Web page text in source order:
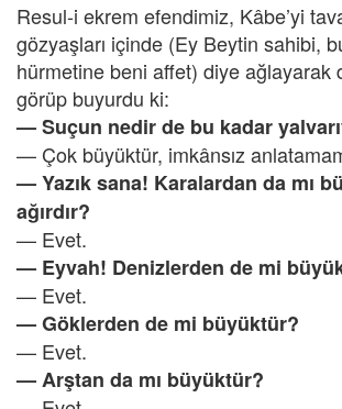
Resul-i ekrem efendimiz, Kâbe’yi
gözyaşları içinde (Ey Beytin sahibi,
hürmetine beni affet) diye ağlayarak
görüp buyurdu ki:
— Suçun nedir de bu kadar
— Çok büyüktür, imkânsız
— Yazık sana! Karalardan da mı
ağırdır?
— Evet.
— Eyvah! Denizlerden de mi
— Evet.
— Göklerden de mi büyüktür?
— Evet.
— Arştan da mı büyüktür?